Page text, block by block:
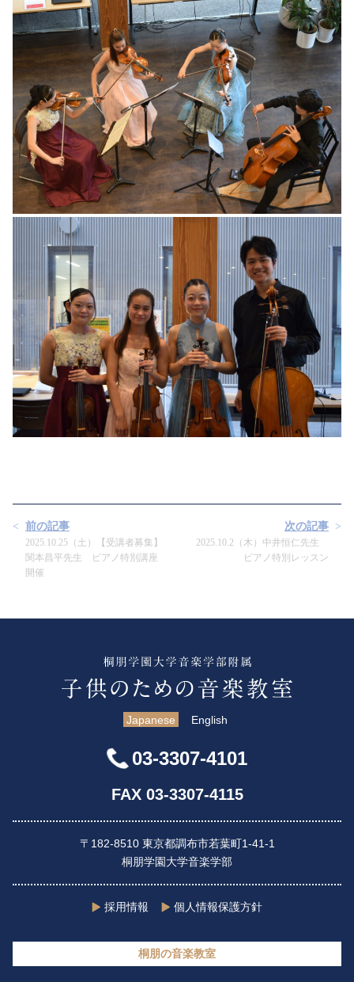
前の記事
2025.10.25（土）【受講者募集】
関本昌平先生 ピアノ特別講座
開催
次の記事
2025.10.2（木）中井恒仁先生
ピアノ特別レッスン
Japanese English
03-3307-4101
FAX 03-3307-4115
〒182-8510 東京都調布市若葉町1-41-1
桐朋学園大学音楽学部
採用情報 個人情報保護方針
桐朋の音楽教室